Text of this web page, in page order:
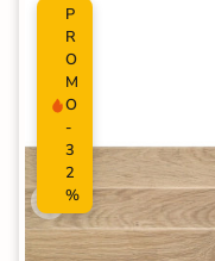
P
R
O
M
O
-
3
2
%